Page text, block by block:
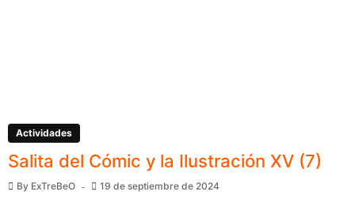
Actividades
Salita del Cómic y la Ilustración XV (7)
By ExTreBeO 19 de septiembre de 2024